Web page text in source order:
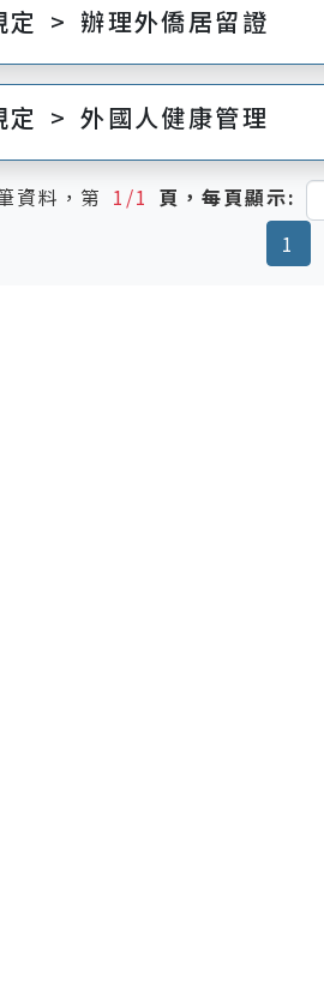
定 > 辦理外僑居留證
定 > 外國人健康管理
資料，第 1/1 頁，每頁顯示:
1